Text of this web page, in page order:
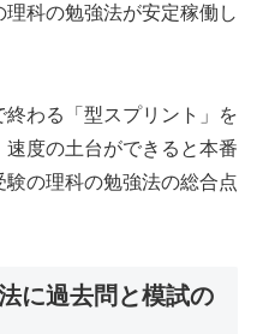
科の勉強法が安定稼働し
わる「型スプリント」を
度の土台ができると本番
の理科の勉強法の総合点
に過去問と模試の